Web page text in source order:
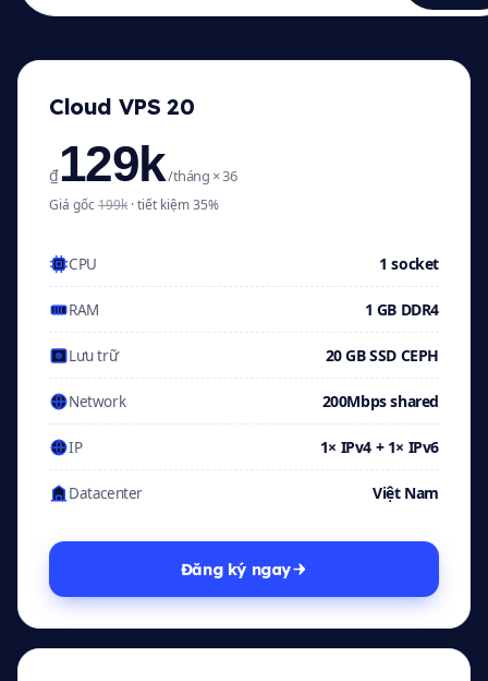
Cloud VPS 20
₫129k/tháng × 36
Giá gốc199k · tiết kiệm 35%
CPU 1 socket
RAM 1 GB DDR4
Lưu trữ 20 GB SSD CEPH
Network 200Mbps shared
IP 1× IPv4 + 1× IPv6
Datacenter Việt Nam
Đăng ký ngay